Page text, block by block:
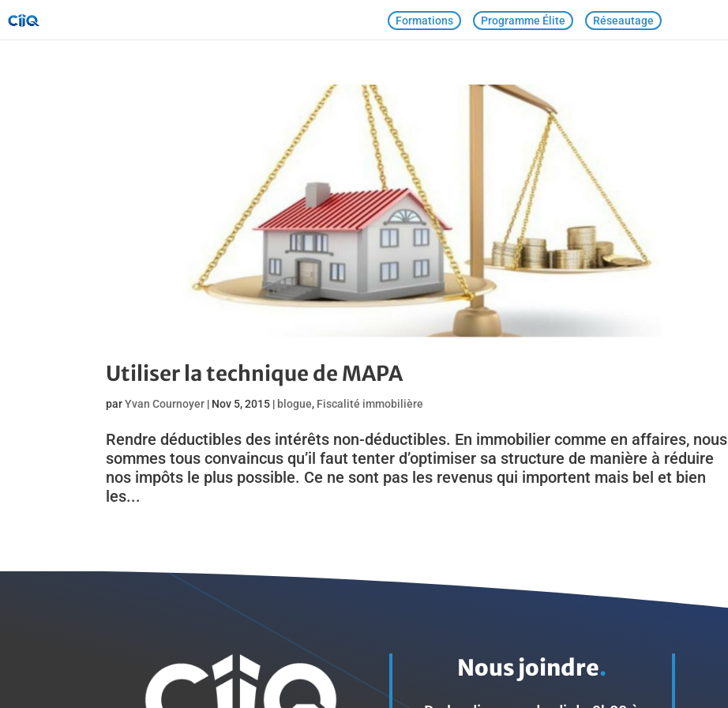
Formations Programme Élite Réseautage
Utiliser la technique de MAPA
parYvan Cournoyer | Nov 5, 2015 | blogue, Fiscalité immobilière
Rendre déductibles des intérêts non-déductibles. En immobilier comme en affaires, nous
sommes tous convaincus qu’il faut tenter d’optimiser sa structure de manière à réduire
nos impôts le plus possible. Ce ne sont pas les revenus qui importent mais bel et bien
les...
Nous joindre.